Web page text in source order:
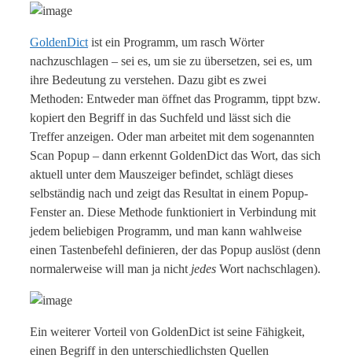
GoldenDict ist ein Programm, um rasch Wörter
nachzuschlagen – sei es, um sie zu übersetzen, sei es, um
ihre Bedeutung zu verstehen. Dazu gibt es zwei
Methoden: Entweder man öffnet das Programm, tippt bzw.
kopiert den Begriff in das Suchfeld und lässt sich die
Treffer anzeigen. Oder man arbeitet mit dem sogenannten
Scan Popup – dann erkennt GoldenDict das Wort, das sich
aktuell unter dem Mauszeiger befindet, schlägt dieses
selbständig nach und zeigt das Resultat in einem Popup-
Fenster an. Diese Methode funktioniert in Verbindung mit
jedem beliebigen Programm, und man kann wahlweise
einen Tastenbefehl definieren, der das Popup auslöst (denn
normalerweise will man ja nicht jedes Wort nachschlagen).
Ein weiterer Vorteil von GoldenDict ist seine Fähigkeit,
einen Begriff in den unterschiedlichsten Quellen